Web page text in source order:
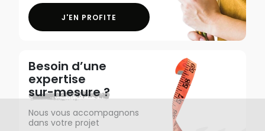
J'EN PROFITE
Besoin d’une
expertise
sur-mesure ?
Nous vous accompagnons
dans votre projet